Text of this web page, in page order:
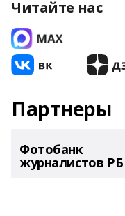
Читайте нас
Партнеры
Фотобанк
журналистов РБ